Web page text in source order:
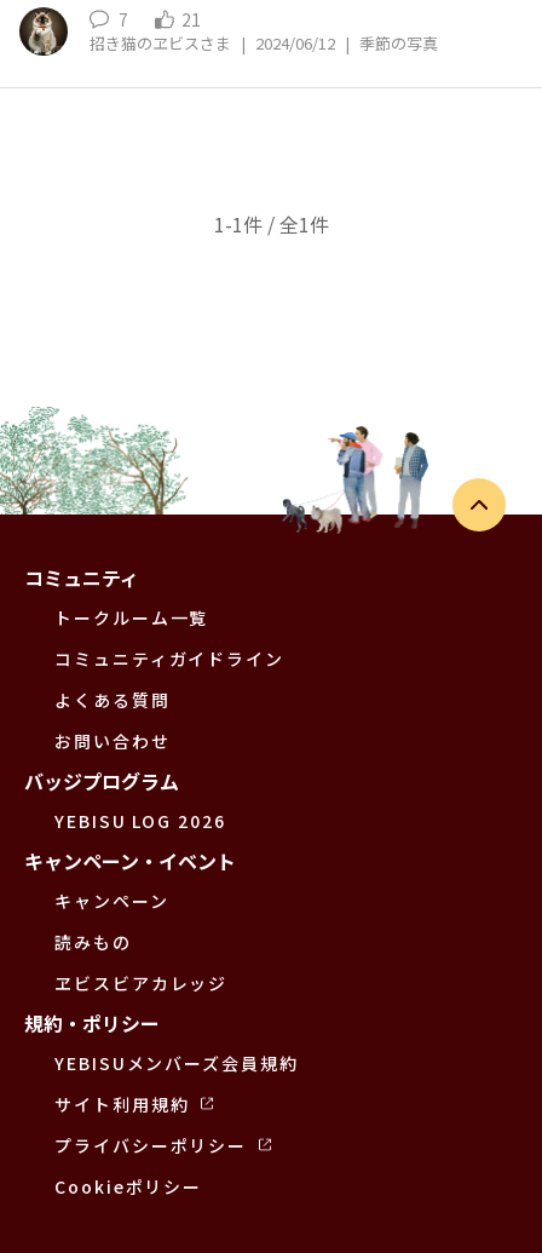
7 21
招き猫のヱビスさま | 2024/06/12 | 季節の写真
1-1件 / 全1件
コミュニティ
トークルーム一覧
コミュニティガイドライン
よくある質問
お問い合わせ
バッジプログラム
YEBISU LOG 2026
キャンペーン・イベント
キャンペーン
読みもの
ヱビスビアカレッジ
規約・ポリシー
YEBISUメンバーズ会員規約
サイト利用規約
プライバシーポリシー
Cookieポリシー